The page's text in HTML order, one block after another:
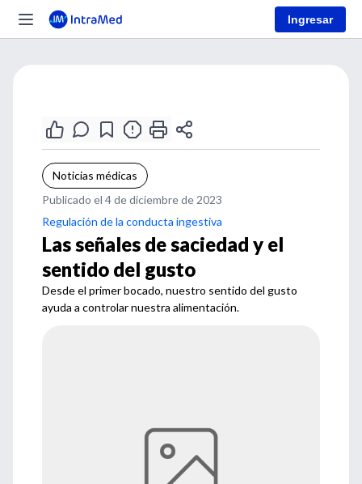
Ingresar
Noticias médicas
Publicado el 4 de diciembre de 2023
Regulación de la conducta ingestiva
Las señales de saciedad y el
sentido del gusto
Desde el primer bocado, nuestro sentido del gusto
ayuda a controlar nuestra alimentación.